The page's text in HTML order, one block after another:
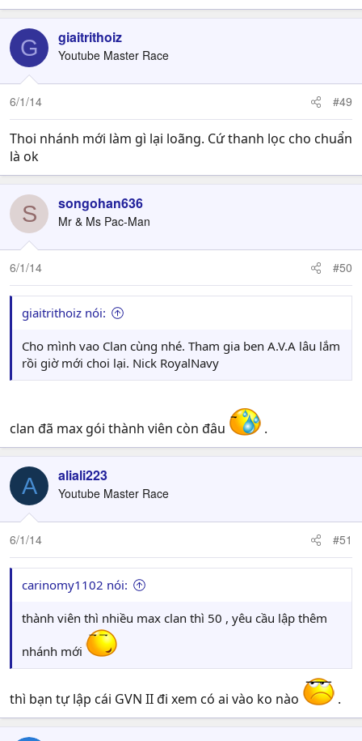
G giaitrithoiz
Youtube Master Race
6/1/14 #49
Thoi nhánh mới làm gì lại loãng. Cứ thanh lọc cho chuẩn
là ok
S songohan636
Mr & Ms Pac-Man
6/1/14 #50
giaitrithoiz nói:
Cho mình vao Clan cùng nhé. Tham gia ben A.V.A lâu lắm
rồi giờ mới choi lại. Nick RoyalNavy
clan đã max gói thành viên còn đâu .
A aliali223
Youtube Master Race
6/1/14 #51
carinomy1102 nói:
thành viên thì nhiều max clan thì 50 , yêu cầu lập thêm
nhánh mới
thì bạn tự lập cái GVN II đi xem có ai vào ko nào .